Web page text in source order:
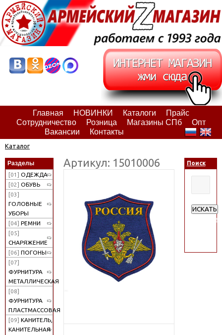
Главная НОВИНКИ Каталоги
Прайс
Сотрудничество
Розница Магазины СПб
Опт
Вакансии
Контакты
Каталог
Разделы
[01] ОДЕЖДА
[02] ОБУВЬ
[03]
ГОЛОВНЫЕ
УБОРЫ
[04] РЕМНИ
[05]
СНАРЯЖЕНИЕ
[06] ПОГОНЫ
[07]
ФУРНИТУРА
МЕТАЛЛИЧЕСКАЯ
[08]
ФУРНИТУРА
ПЛАСТМАССОВАЯ
[09] КАНИТЕЛЬ,
КАНИТЕЛЬНАЯ
Артикул: 15010006 Поиск
ИСКАТЬ